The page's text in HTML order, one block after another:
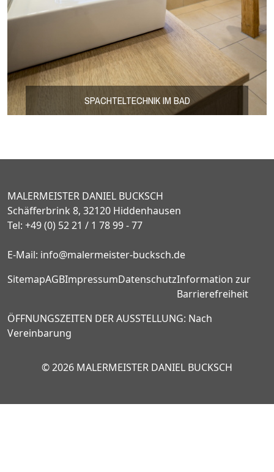
SPACHTELTECHNIK IM BAD
MALERMEISTER DANIEL BUCKSCH
Schäfferbrink 8, 32120 Hiddenhausen
Tel: +49 (0) 52 21 / 1 78 99 - 77
E-Mail: info@malermeister-bucksch.de
SitemapAGBImpressumDatenschutzInformation zur
Barrierefreiheit
ÖFFNUNGSZEITEN DER AUSSTELLUNG: Nach
Vereinbarung
© 2026 MALERMEISTER DANIEL BUCKSCH